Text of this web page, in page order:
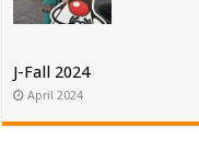
J-Fall 2024
April 2024